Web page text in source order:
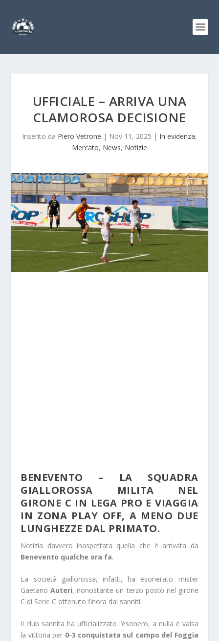
UFFICIALE – ARRIVA UNA
CLAMOROSA DECISIONE
Inserito da Piero Vetrone | Nov 11, 2025 | In evidenza,
Mercato, News, Notizie
BENEVENTO – LA SQUADRA
GIALLOROSSA MILITA NEL
GIRONE C IN LEGA PRO E VIAGGIA
IN ZONA PLAY OFF, A MENO DUE
LUNGHEZZE DAL PRIMATO.
Notizia davvero inaspettata quella che è arrivata da
Benevento qualche ora fa.
La società giallorossa, infatti, ha esonerato mister
GaetanoAuteri, nonostante un terzo posto nel girone
C di Serie C ottenuto finora dai sanniti.
Il club sannita ha ufficializzato l’esonero, a nulla è valsa
la vittoria per 0-3 conquistata sul campo del Foggia